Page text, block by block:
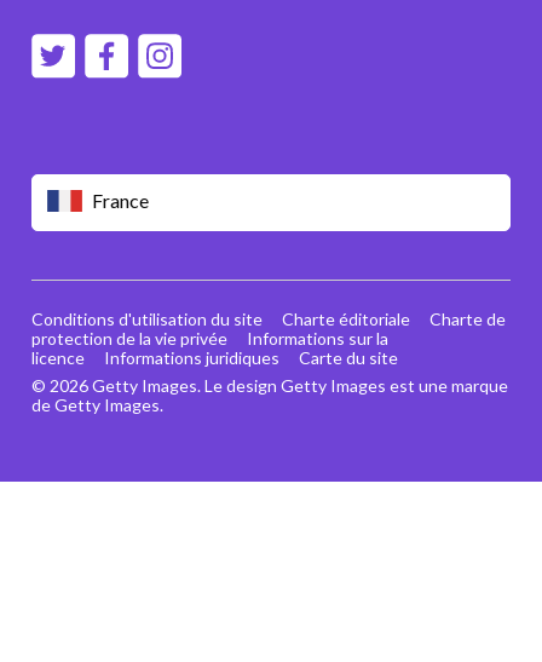
France
© 2026 Getty Images. Le design Getty Images est une marque
de Getty Images.
Conditions d'utilisation du site Charte éditoriale
Charte de
protection de la vie privée
Informations sur la
licence
Informations juridiques Carte du site